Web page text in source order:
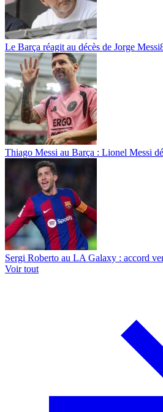
Le Barça réagit au décès de Jorge Messi
Thiago Messi au Barça : Lionel Messi
Sergi Roberto au LA Galaxy : accord
Voir tout